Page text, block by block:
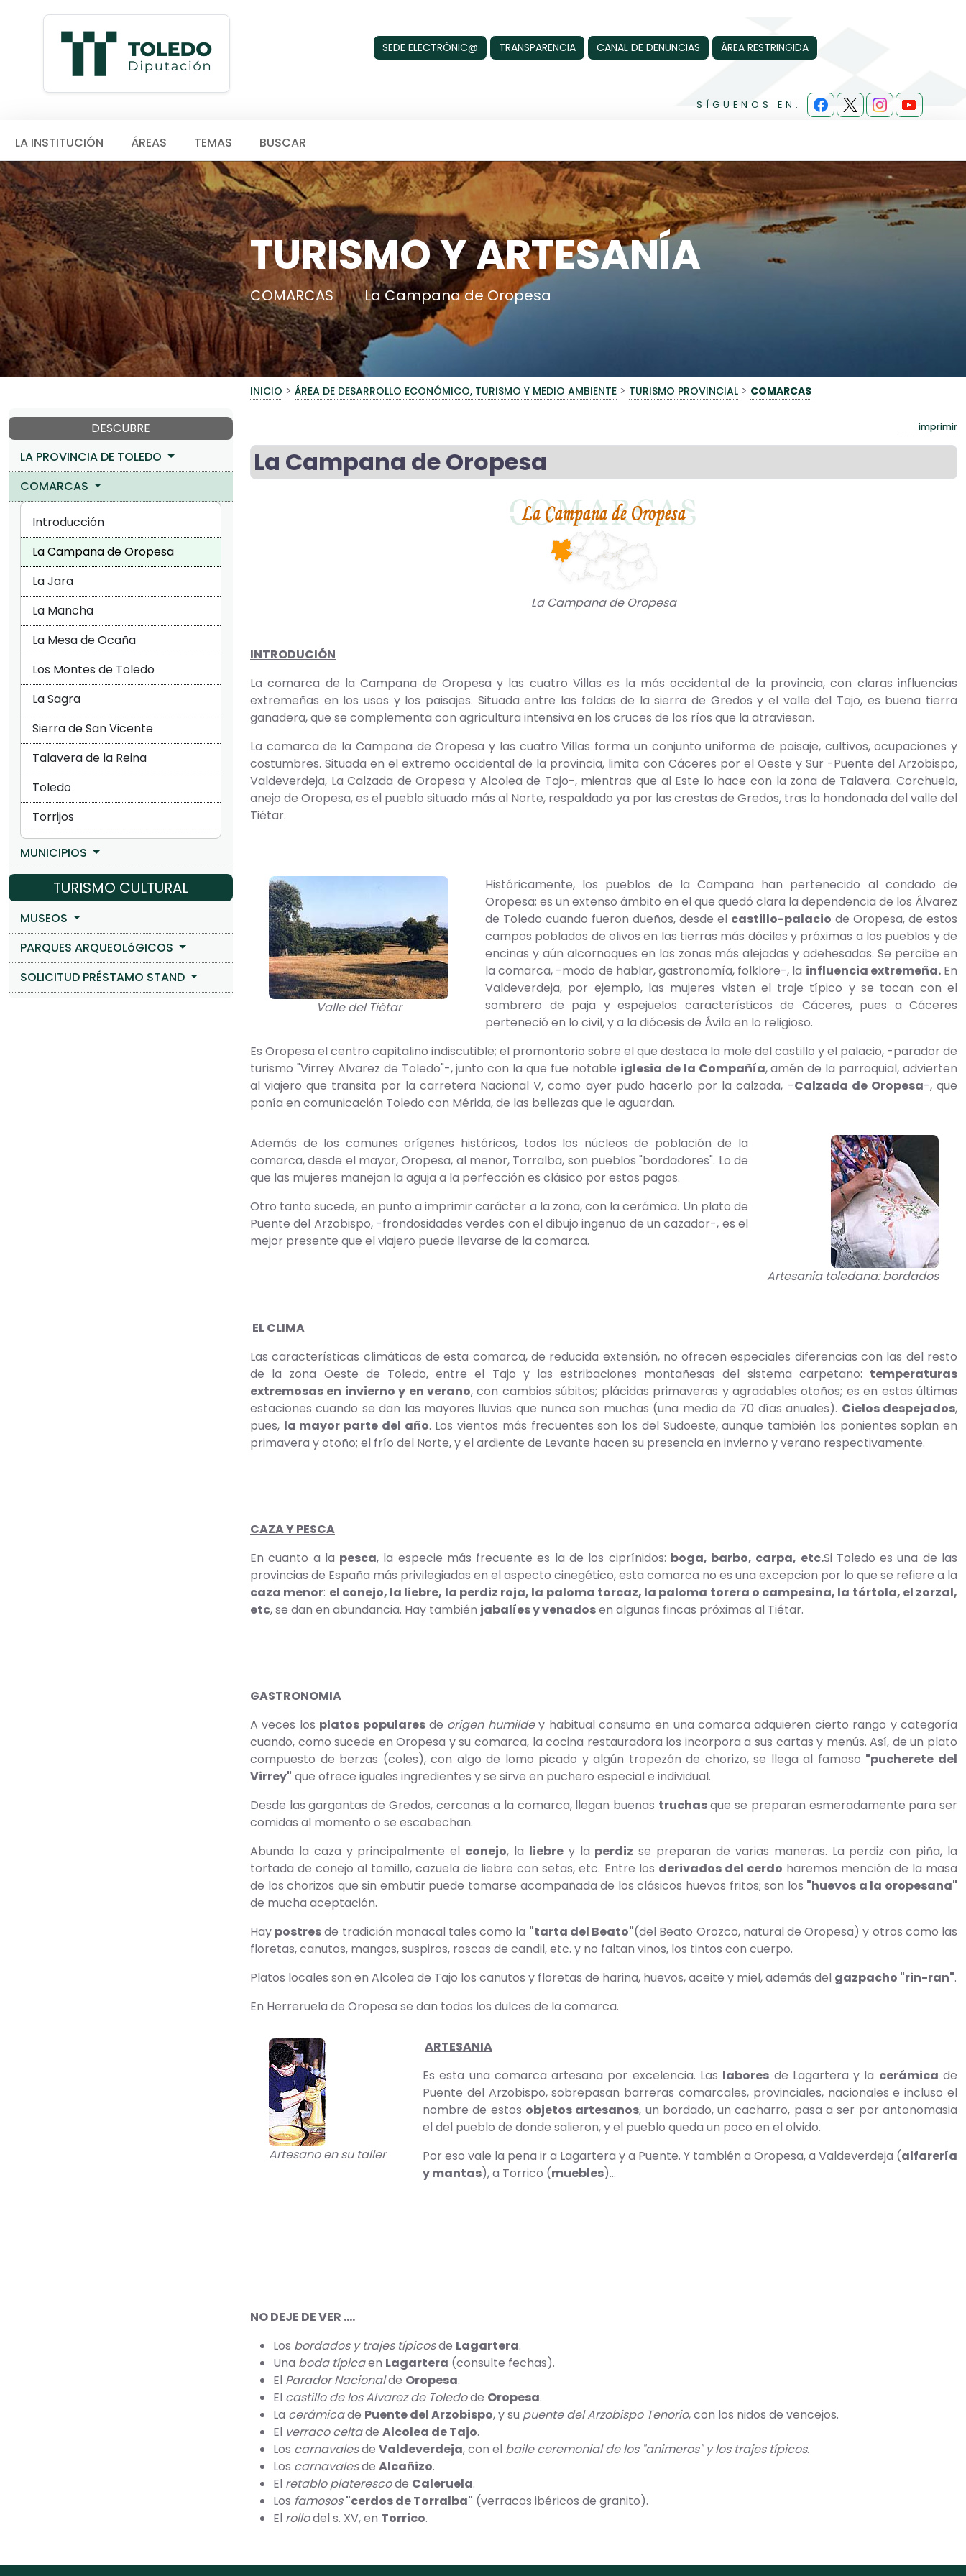
SEDE ELECTRÓNIC@ TRANSPARENCIA CANAL DE DENUNCIAS ÁREA RESTRINGIDA
SÍGUENOS EN:
LA INSTITUCIÓN ÁREAS TEMAS BUSCAR
TURISMO Y ARTESANÍA
COMARCAS La Campana de Oropesa
INICIO > ÁREA DE DESARROLLO ECONÓMICO, TURISMO Y MEDIO AMBIENTE > TURISMO PROVINCIAL > COMARCAS
DESCUBRE
LA PROVINCIA DE TOLEDO
COMARCAS
Introducción
La Campana de Oropesa
La Jara
La Mancha
La Mesa de Ocaña
Los Montes de Toledo
La Sagra
Sierra de San Vicente
Talavera de la Reina
Toledo
Torrijos
MUNICIPIOS
TURISMO CULTURAL
MUSEOS
PARQUES ARQUEOLóGICOS
SOLICITUD PRÉSTAMO STAND
imprimir
La Campana de Oropesa
La Campana de Oropesa
INTRODUCIÓN
La comarca de la Campana de Oropesa y las cuatro Villas es la más occidental de la provincia, con claras influencias
extremeñas en los usos y los paisajes. Situada entre las faldas de la sierra de Gredos y el valle del Tajo, es buena tierra
ganadera, que se complementa con agricultura intensiva en los cruces de los ríos que la atraviesan.
La comarca de la Campana de Oropesa y las cuatro Villas forma un conjunto uniforme de paisaje, cultivos, ocupaciones y
costumbres. Situada en el extremo occidental de la provincia, limita con Cáceres por el Oeste y Sur -Puente del Arzobispo,
Valdeverdeja, La Calzada de Oropesa y Alcolea de Tajo-, mientras que al Este lo hace con la zona de Talavera. Corchuela,
anejo de Oropesa, es el pueblo situado más al Norte, respaldado ya por las crestas de Gredos, tras la hondonada del valle del
Tiétar.
Valle del Tiétar
Históricamente, los pueblos de la Campana han pertenecido al condado de
Oropesa; es un extenso ámbito en el que quedó clara la dependencia de los Álvarez
de Toledo cuando fueron dueños, desde el castillo-palacio de Oropesa, de estos
campos poblados de olivos en las tierras más dóciles y próximas a los pueblos y de
encinas y aún alcornoques en las zonas más alejadas y adehesadas. Se percibe en
la comarca, -modo de hablar, gastronomía, folklore-, la influencia extremeña.En
Valdeverdeja, por ejemplo, las mujeres visten el traje típico y se tocan con el
sombrero de paja y espejuelos característicos de Cáceres, pues a Cáceres
perteneció en lo civil, y a la diócesis de Ávila en lo religioso.
Es Oropesa el centro capitalino indiscutible; el promontorio sobre el que destaca la mole del castillo y el palacio, -parador de
turismo "Virrey Alvarez de Toledo"-, junto con la que fue notable iglesia de la Compañía, amén de la parroquial, advierten
al viajero que transita por la carretera Nacional V, como ayer pudo hacerlo por la calzada, -Calzada de Oropesa-, que
ponía en comunicación Toledo con Mérida, de las bellezas que le aguardan.
Artesania toledana: bordados
Además de los comunes orígenes históricos, todos los núcleos de población de la
comarca, desde el mayor, Oropesa, al menor, Torralba, son pueblos "bordadores". Lo de
que las mujeres manejan la aguja a la perfección es clásico por estos pagos.
Otro tanto sucede, en punto a imprimir carácter a la zona, con la cerámica. Un plato de
Puente del Arzobispo, -frondosidades verdes con el dibujo ingenuo de un cazador-, es el
mejor presente que el viajero puede llevarse de la comarca.
EL CLIMA
Las características climáticas de esta comarca, de reducida extensión, no ofrecen especiales diferencias con las del resto
de la zona Oeste de Toledo, entre el Tajo y las estribaciones montañesas del sistema carpetano: temperaturas
extremosas en invierno y en verano, con cambios súbitos; plácidas primaveras y agradables otoños; es en estas últimas
estaciones cuando se dan las mayores lluvias que nunca son muchas (una media de 70 días anuales). Cielos despejados,
pues, la mayor parte del año. Los vientos más frecuentes son los del Sudoeste, aunque también los ponientes soplan en
primavera y otoño; el frío del Norte, y el ardiente de Levante hacen su presencia en invierno y verano respectivamente.
CAZA Y PESCA
En cuanto a la pesca, la especie más frecuente es la de los ciprínidos: boga, barbo, carpa, etc.Si Toledo es una de las
provincias de España más privilegiadas en el aspecto cinegético, esta comarca no es una excepcion por lo que se refiere a la
caza menor: el conejo, la liebre, la perdiz roja, la paloma torcaz, la paloma torera o campesina, la tórtola, el zorzal,
etc, se dan en abundancia. Hay también jabalíes y venadosen algunas fincas próximas al Tiétar.
GASTRONOMIA
A veces los platos popularesde origen humildey habitual consumo en una comarca adquieren cierto rango y categoría
cuando, como sucede en Oropesa y su comarca, la cocina restauradora los incorpora a sus cartas y menús. Así, de un plato
compuesto de berzas (coles), con algo de lomo picado y algún tropezón de chorizo, se llega al famoso "pucherete del
Virrey" que ofrece iguales ingredientes y se sirve en puchero especial e individual.
Desde las gargantas de Gredos, cercanas a la comarca, llegan buenas truchasque se preparan esmeradamente para ser
comidas al momento o se escabechan.
Abunda la caza y principalmente el conejo, la liebrey la perdiz se preparan de varias maneras. La perdiz con piña, la
tortada de conejo al tomillo, cazuela de liebre con setas, etc. Entre los derivados del cerdo haremos mención de la masa
de los chorizos que sin embutir puede tomarse acompañada de los clásicos huevos fritos; son los "huevos a la oropesana"
de mucha aceptación.
Hay postresde tradición monacal tales como la "tarta del Beato"(del Beato Orozco, natural de Oropesa) y otros como las
floretas, canutos, mangos, suspiros, roscas de candil, etc. y no faltan vinos, los tintos con cuerpo.
Platos locales son en Alcolea de Tajo los canutos y floretas de harina, huevos, aceite y miel, además del gazpacho "rin-ran".
En Herreruela de Oropesa se dan todos los dulces de la comarca.
Artesano en su taller
ARTESANIA
Es esta una comarca artesana por excelencia. Las labores de Lagartera y la cerámica de
Puente del Arzobispo, sobrepasan barreras comarcales, provinciales, nacionales e incluso el
nombre de estos objetos artesanos, un bordado, un cacharro, pasa a ser por antonomasia
el del pueblo de donde salieron, y el pueblo queda un poco en el olvido.
Por eso vale la pena ir a Lagartera y a Puente. Y también a Oropesa, a Valdeverdeja (alfarería
y mantas), a Torrico (muebles)...
NO DEJE DE VER ....
Los bordados y trajes típicosde Lagartera.
Una boda típicaen Lagartera (consulte fechas).
El Parador Nacionalde Oropesa.
El castillo de los Alvarez de Toledode Oropesa.
La cerámicade Puente del Arzobispo, y su puente del Arzobispo Tenorio, con los nidos de vencejos.
El verraco celtade Alcolea de Tajo.
Los carnavalesde Valdeverdeja, con el baile ceremonial de los "animeros" y los trajes típicos.
Los carnavalesde Alcañizo.
El retablo platerescode Caleruela.
Los famosos "cerdos de Torralba" (verracos ibéricos de granito).
El rollodel s. XV, en Torrico.